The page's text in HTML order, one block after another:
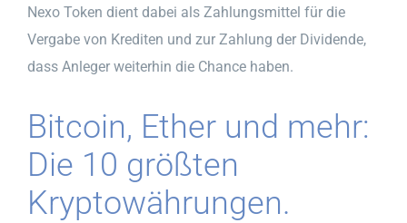
Nexo Token dient dabei als Zahlungsmittel für die
Vergabe von Krediten und zur Zahlung der Dividende,
dass Anleger weiterhin die Chance haben.
Bitcoin, Ether und mehr:
Die 10 größten
Kryptowährungen.